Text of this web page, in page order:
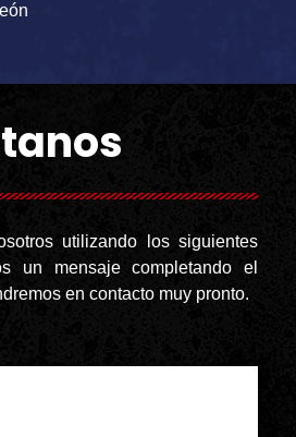
utilizando los siguientes
un mensaje completando el
en contacto muy pronto.